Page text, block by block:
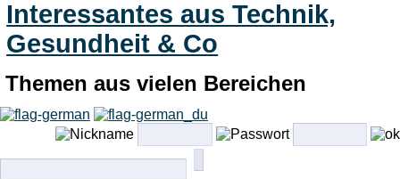
Interessantes aus Technik,
Gesundheit & Co
Themen aus vielen Bereichen